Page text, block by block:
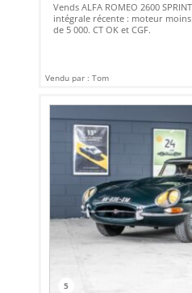
Vends ALFA ROMEO 2600
intégrale récente : moteur
de 5 000. CT OK et CGF.
Vendu par : Tom
5